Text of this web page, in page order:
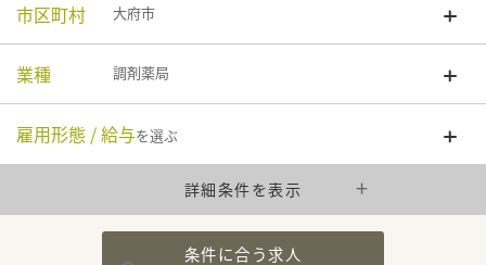
市区町村 大府市
業種 調剤薬局
雇用形態 / 給与を選ぶ
詳細条件を表示
条件に合う求人